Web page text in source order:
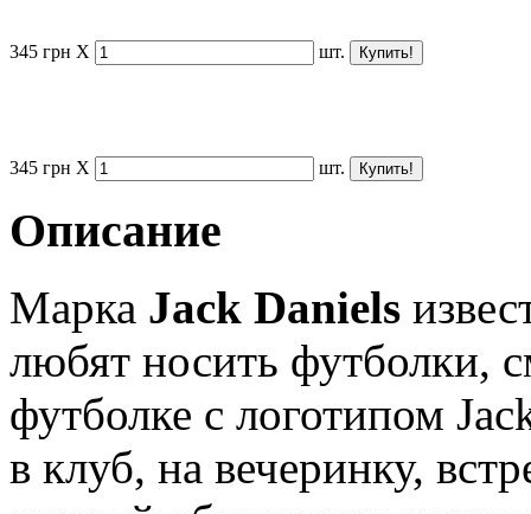
345 грн X шт.
345 грн X шт.
Описание
Марка Jack Daniels
любят носить футболки,
футболке с логотипом
в клуб, на вечеринку,